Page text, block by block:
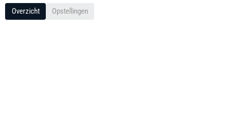
Overzicht Opstellingen